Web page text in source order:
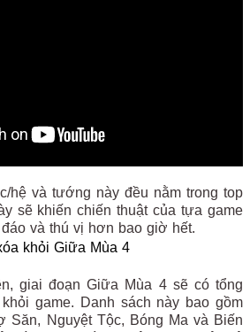
hệ và tướng này đều nằm trong top
sẽ khiến chiến thuật của tựa game
và thú vị hơn bao giờ hết.
khỏi Giữa Mùa 4
giai đoạn Giữa Mùa 4 sẽ có tổng
game. Danh sách này bao gồm
Săn, Nguyệt Tộc, Bóng Ma và Biến